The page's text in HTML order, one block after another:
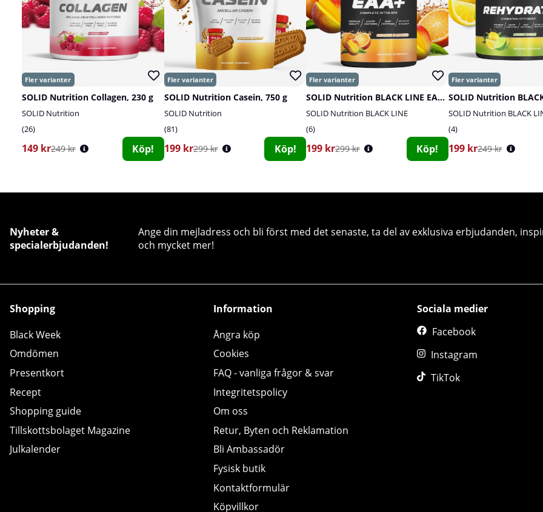
SOLID Nutrition Collagen, 230 g
SOLID Nutrition
26
149 kr249 kr Köp!
SOLID Nutrition Casein, 750 g
SOLID Nutrition
81
199 kr299 kr Köp!
SOLID Nutrition BLACK LINE EAA+, 440 g
SOLID Nutrition BLACK LINE
6
199 kr299 kr Köp!
SOLID Nutrition BLACK
4
199 kr249 kr
Nyheter &
specialerbjudanden!
Ange din mejladress och bli först med det senaste, ta del av exklusiva erbjudanden,
och mycket mer!
Shopping
Black Week
Omdömen
Presentkort
Recept
Shopping guide
Tillskottsbolaget Magazine
Julkalender
Information
Ångra köp
Cookies
FAQ - vanliga frågor & svar
Integritetspolicy
Om oss
Retur, Byten och Reklamation
Bli Ambassadör
Fysisk butik
Kontaktformulär
Köpvillkor
Sociala medier
Facebook
Instagram
TikTok